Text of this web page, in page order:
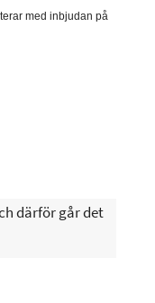
med inbjudan på
därför går det